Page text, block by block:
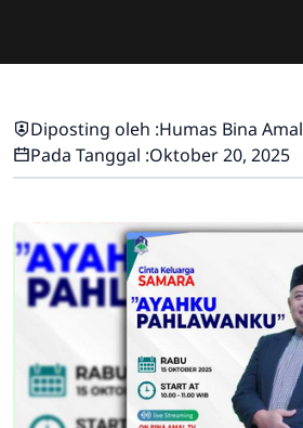
Diposting oleh :Humas Bina Amal
Pada Tanggal :Oktober 20, 2025